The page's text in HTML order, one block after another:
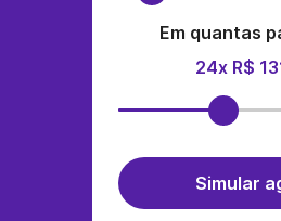
Em quantas
24x R$
Simular